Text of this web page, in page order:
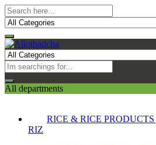
All departments
RICE & RICE
RIZ